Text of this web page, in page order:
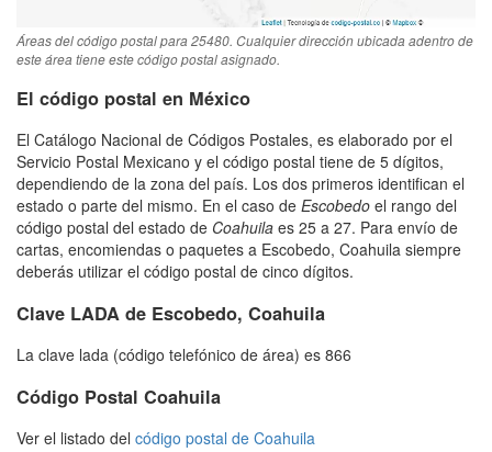
Áreas del código postal para 25480. Cualquier dirección ubicada adentro de
este área tiene este código postal asignado.
El código postal en México
El Catálogo Nacional de Códigos Postales, es elaborado por el
Servicio Postal Mexicano y el código postal tiene de 5 dígitos,
dependiendo de la zona del país. Los dos primeros identifican el
estado o parte del mismo. En el caso de Escobedo el rango del
código postal del estado de Coahuila es 25 a 27. Para envío de
cartas, encomiendas o paquetes a Escobedo, Coahuila siempre
deberás utilizar el código postal de cinco dígitos.
Clave LADA de Escobedo, Coahuila
La clave lada (código telefónico de área) es 866
Código Postal Coahuila
Ver el listado del código postal de Coahuila